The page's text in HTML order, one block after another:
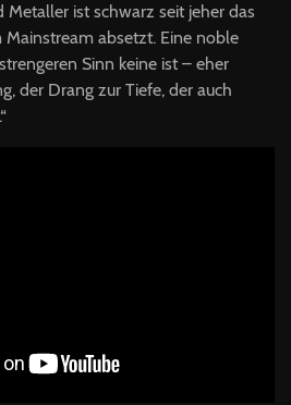
Metaller ist schwarz seit jeher das
Mainstream absetzt. Eine noble
Sinn keine ist – eher
der Drang zur Tiefe, der auch